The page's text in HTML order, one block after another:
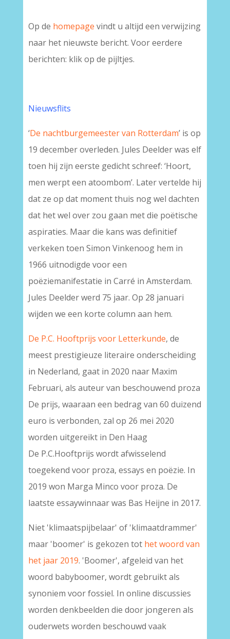
Op de homepage vindt u altijd een verwijzing
naar het nieuwste bericht. Voor eerdere
berichten: klik op de pijltjes.
Nieuwsflits
‘De nachtburgemeester van Rotterdam’ is op
19 december overleden. Jules Deelder was elf
toen hij zijn eerste gedicht schreef: ‘Hoort,
men werpt een atoombom’. Later vertelde hij
dat ze op dat moment thuis nog wel dachten
dat het wel over zou gaan met die poëtische
aspiraties. Maar die kans was definitief
verkeken toen Simon Vinkenoog hem in
1966 uitnodigde voor een
poëziemanifestatie in Carré in Amsterdam.
Jules Deelder werd 75 jaar. Op 28 januari
wijden we een korte column aan hem.
De P.C. Hooftprijs voor Letterkunde, de
meest prestigieuze literaire onderscheiding
in Nederland, gaat in 2020 naar Maxim
Februari, als auteur van beschouwend proza
De prijs, waaraan een bedrag van 60 duizend
euro is verbonden, zal op 26 mei 2020
worden uitgereikt in Den Haag
De P.C.Hooftprijs wordt afwisselend
toegekend voor proza, essays en poëzie. In
2019 won Marga Minco voor proza. De
laatste essaywinnaar was Bas Heijne in 2017.
Niet 'klimaatspijbelaar' of 'klimaatdrammer'
maar 'boomer' is gekozen tot het woord van
het jaar 2019. 'Boomer', afgeleid van het
woord babyboomer, wordt gebruikt als
synoniem voor fossiel. In online discussies
worden denkbeelden die door jongeren als
ouderwets worden beschouwd vaak